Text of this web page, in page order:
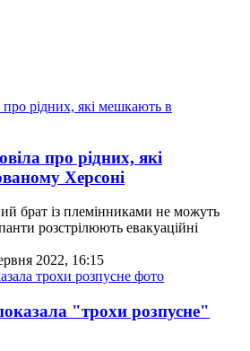
про рідних, які
Херсоні
брат із племінниками не можуть
розстрілюють евакуаційні
2022, 16:15
"трохи розпусне"